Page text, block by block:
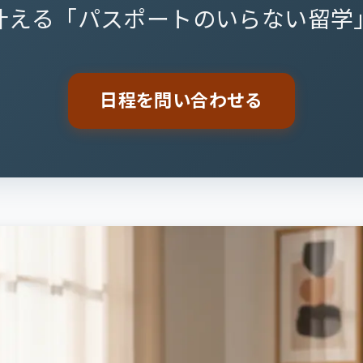
える「パスポートのいらない留学
日程を問い合わせる